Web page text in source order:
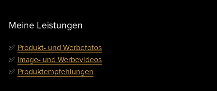
Meine Leistungen
✅ Produkt- und Werbefotos
✅ Image- und Werbevideos
✅ Produktempfehlungen